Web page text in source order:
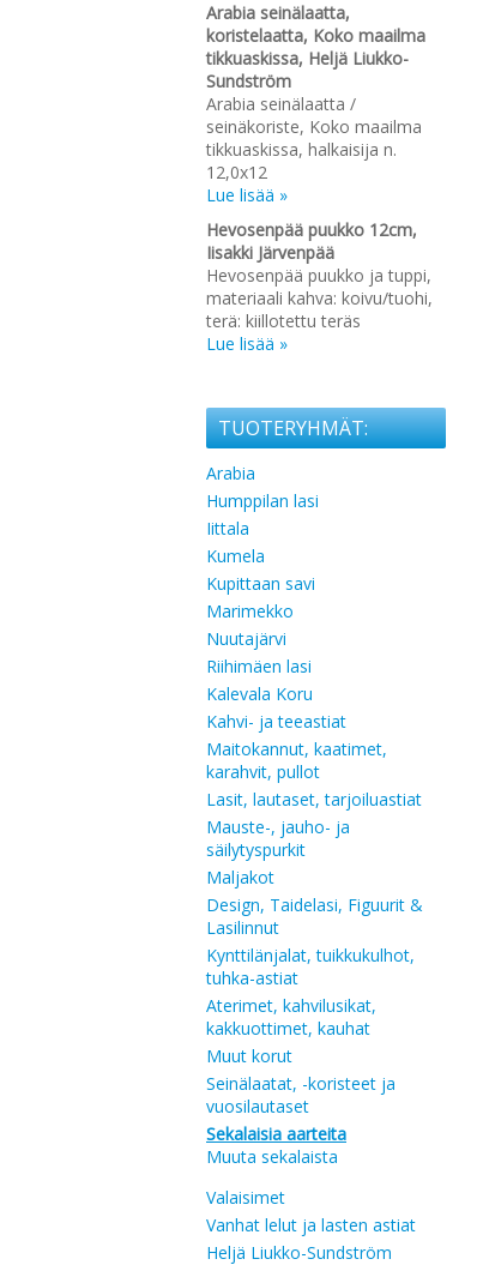
Arabia seinälaatta,
koristelaatta, Koko maailma
tikkuaskissa, Heljä Liukko-
Sundström
Arabia seinälaatta /
seinäkoriste, Koko maailma
tikkuaskissa, halkaisija n.
12,0x12
Lue lisää »
Hevosenpää puukko 12cm,
Iisakki Järvenpää
Hevosenpää puukko ja tuppi,
materiaali kahva: koivu/tuohi,
terä: kiillotettu teräs
Lue lisää »
TUOTERYHMÄT:
Arabia
Humppilan lasi
Iittala
Kumela
Kupittaan savi
Marimekko
Nuutajärvi
Riihimäen lasi
Kalevala Koru
Kahvi- ja teeastiat
Maitokannut, kaatimet,
karahvit, pullot
Lasit, lautaset, tarjoiluastiat
Mauste-, jauho- ja
säilytyspurkit
Maljakot
Design, Taidelasi, Figuurit &
Lasilinnut
Kynttilänjalat, tuikkukulhot,
tuhka-astiat
Aterimet, kahvilusikat,
kakkuottimet, kauhat
Muut korut
Seinälaatat, -koristeet ja
vuosilautaset
Sekalaisia aarteita
Muuta sekalaista
Valaisimet
Vanhat lelut ja lasten astiat
Heljä Liukko-Sundström